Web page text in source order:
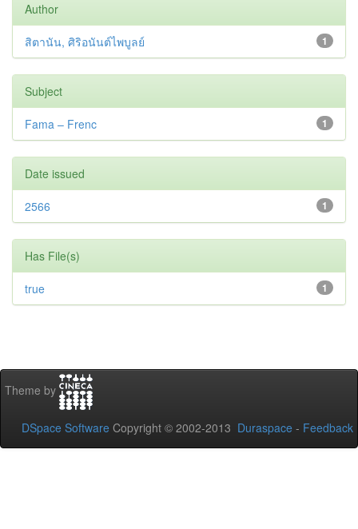
Author
1
สิตานัน, ศิริอนันต์ไพบูลย์
Subject
1
Fama – Frenc
Date issued
1
2566
Has File(s)
1
true
Theme by
DSpace Software Copyright © 2002-2013 Duraspace - Feedback